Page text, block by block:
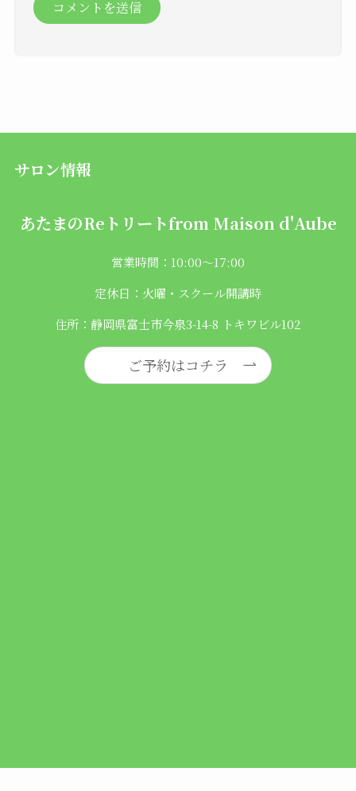
サロン情報
あたまのReトリートfrom Maison d'Aube
営業時間：10:00〜17:00
定休日：火曜・スクール開講時
住所：静岡県富士市今泉3-14-8 トキワビル102
ご予約はコチラ